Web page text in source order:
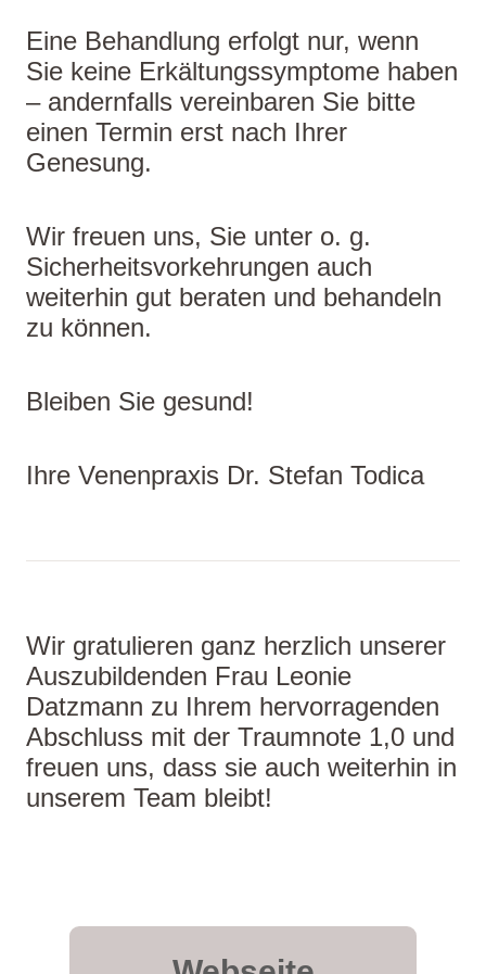
Eine Behandlung erfolgt nur, wenn
Sie keine Erkältungssymptome haben
– andernfalls vereinbaren Sie bitte
einen Termin erst nach Ihrer
Genesung.
Wir freuen uns, Sie unter o. g.
Sicherheitsvorkehrungen auch
weiterhin gut beraten und behandeln
zu können.
Bleiben Sie gesund!
Ihre Venenpraxis Dr. Stefan Todica
Wir gratulieren ganz herzlich unserer
Auszubildenden Frau Leonie
Datzmann zu Ihrem hervorragenden
Abschluss mit der Traumnote 1,0 und
freuen uns, dass sie auch weiterhin in
unserem Team bleibt!